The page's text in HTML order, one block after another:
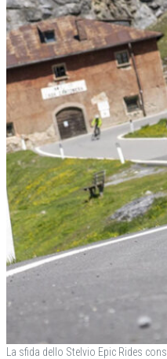
La sfida dello Stelvio Epic Rides